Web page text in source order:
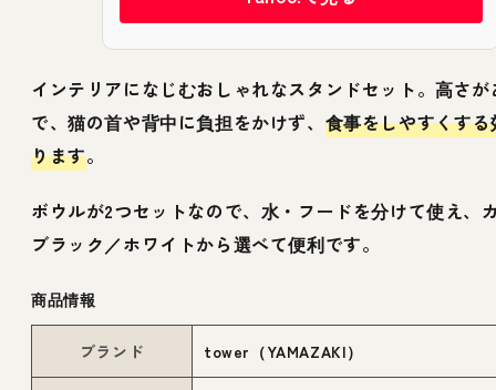
インテリアになじむおしゃれなスタンドセット。高さ
で、猫の首や背中に負担をかけず、 食事をしやすくす
ります。
ボウルが2つセットなので、水・フードを分けて使え、
ブラック／ホワイトから選べて便利です。
商品情報
ブランド tower（YAMAZAKI）